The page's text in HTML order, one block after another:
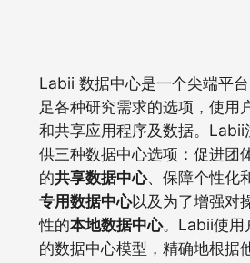
Labii 数据中心是一个尖端平
足各种研究需求的选项，使用
和共享应用程序及数据。Labii
供三种数据中心选项：促进团
的共享数据中心、保障个性化
专用数据中心以及为了增强对
性的本地数据中心。Labii使用
的数据中心模型，精确地根据